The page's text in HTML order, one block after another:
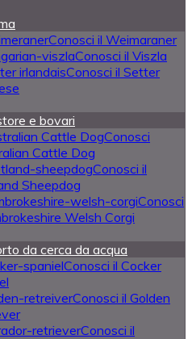
Conosci il Weimaraner
Conosci il Viszla
Conosci il Setter
e bovari
Conosci
Cattle Dog
Conosci il
Sheepdog
Conosci
Welsh Corgi
da cerca da acqua
Conosci il Cocker
Conosci il Golden
Conosci il